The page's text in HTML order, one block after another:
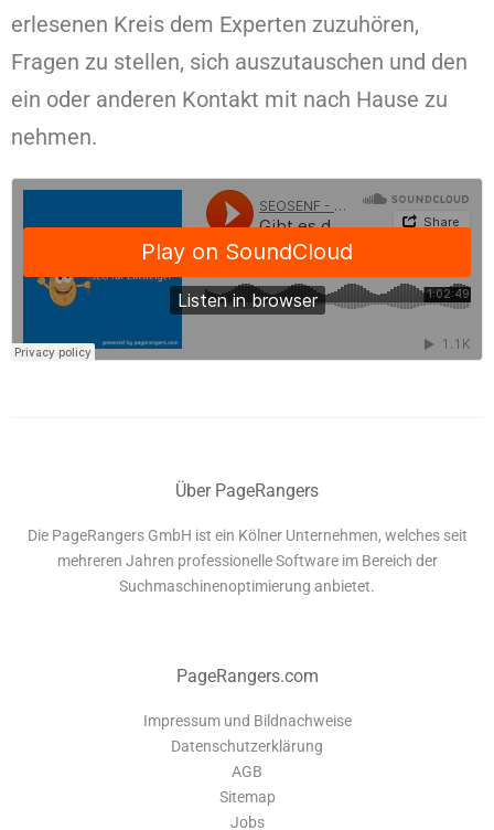
erlesenen Kreis dem Experten zuzuhören,
Fragen zu stellen, sich auszutauschen und den
ein oder anderen Kontakt mit nach Hause zu
nehmen.
Über PageRangers
Die PageRangers GmbH ist ein Kölner Unternehmen, welches seit
mehreren Jahren professionelle Software im Bereich der
Suchmaschinenoptimierung anbietet.
PageRangers.com
Impressum und Bildnachweise
Datenschutzerklärung
AGB
Sitemap
Jobs